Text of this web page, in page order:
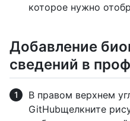
которое нужно
Добавление
сведений в
В правом верхнем
GitHubщелкните